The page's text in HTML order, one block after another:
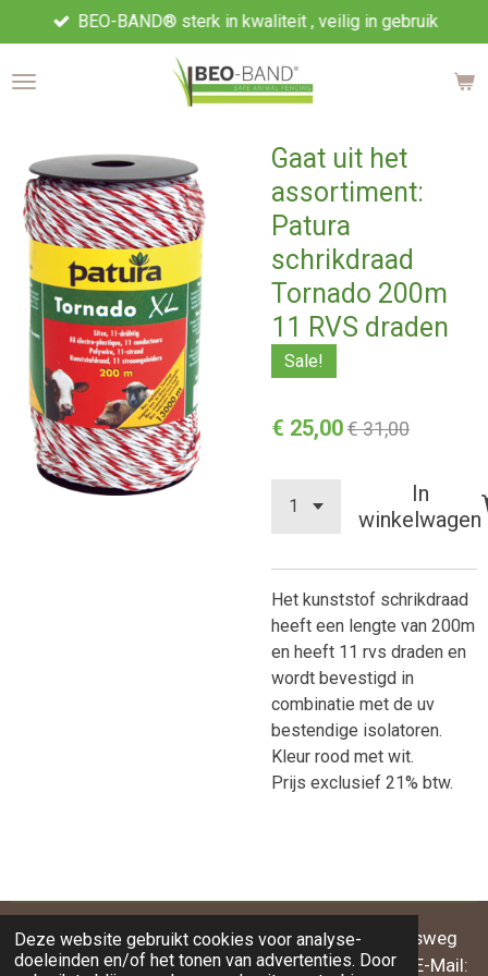
Deze website gebruikt cookies voor analyse-
doeleinden en/of het tonen van advertenties. Door
direct
naar
BEO-BAND® sterk in kwaliteit , veilig in gebruik
Gaat uit het
assortiment:
Patura
schrikdraad
Tornado 200m
11 RVS draden
Sale!
€ 25,00€ 31,00
In
winkelwagen
Het kunststof schrikdraad
heeft een lengte van 200m
en heeft 11 rvs draden en
wordt bevestigd in
combinatie met de uv
bestendige isolatoren.
Kleur rood met wit.
Prijs exclusief 21% btw.
BEO-BAND® EquiVorm BV | Willibrordusweg
95 NL-5342NJ Oss | Telefoon: +31 (0)652472816 | E-Mail: